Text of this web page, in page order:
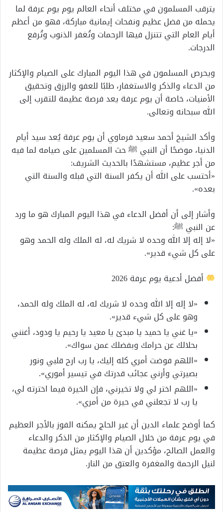
يترقب المسلمون في مختلف أنحاء العالم يوم يوم عرفة لما
يحمله من فضل عظيم ونفحات إيمانية مباركة، فهو من أعظم
أيام العام التي تتنزل فيها الرحمات وتُغفر الذنوب وتُرفع
الدرجات.
ويحرص المسلمون في هذا اليوم المبارك على الصيام والإكثار
من الدعاء والذكر والاستغفار، طلبًا للعفو والرزق وتحقيق
الأمنيات، خاصة أن يوم عرفة يعد فرصة عظيمة للتقرب إلى
الله سبحانه وتعالى.
وأكد الشيخ أحمد سعيد فرماوي أن يوم عرفة يُعد سيد أيام
الدنيا، موضحًا أن النبي ﷺ حث المسلمين على صيامه لما فيه
من أجر عظيم، مستشهدًا بالحديث الشريف:
«أحتسب على الله أن يكفر السنة التي قبله والسنة التي
بعده».
وأشار إلى أن أفضل الدعاء في هذا اليوم المبارك هو ما ورد
عن النبي ﷺ:
«لا إله إلا الله وحده لا شريك له، له الملك وله الحمد وهو
على كل شيء قدير».
أفضل أدعية يوم عرفة 2026
«لا إله إلا الله وحده لا شريك له، له الملك وله الحمد،
وهو على كل شيء قدير».
«يا غني يا حميد يا مبدئ يا معيد يا رحيم يا ودود، أغنني
بحلالك عن حرامك وبفضلك عمن سواك».
«اللهم فوضت أمري كله إليك، يا رب ارح قلبي ونور
بصيرتي وأرني عجائب قدرتك في تيسير أموري».
«اللهم اختر لي ولا تخيرني، فإن الخيرة فيما اخترته لي،
يا رب لا تجعلني في حيرة من أمري».
كما أوضح علماء الدين أن غير الحاج يمكنه الفوز بالأجر العظيم
في يوم عرفة من خلال الصيام والإكثار من الذكر والدعاء
والعمل الصالح، مؤكدين أن هذا اليوم يمثل فرصة عظيمة
لنيل الرحمة والمغفرة والعتق من النار.